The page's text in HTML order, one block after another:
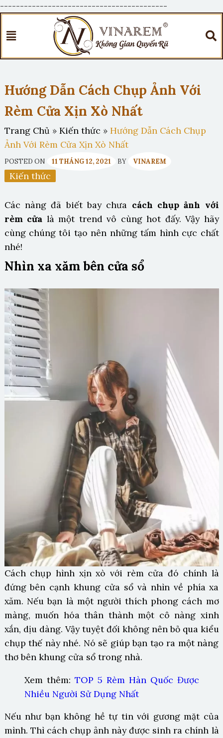
------------------------------------------
Hướng Dẫn Cách Chụp Ảnh Với
Rèm Cửa Xịn Xò Nhất
Trang Chủ » Kiến thức » Hướng Dẫn Cách Chụp
Ảnh Với Rèm Cửa Xịn Xò Nhất
POSTED ON 11 THÁNG 12, 2021 BY VINAREM
Kiến thức
Các nàng đã biết bay chưa cách chụp ảnh với
rèm cửa là một trend vô cùng hot đấy. Vậy hãy
cùng chúng tôi tạo nên những tấm hình cực chất
nhé!
Nhìn xa xăm bên cửa sổ
Cách chụp hình xịn xò với rèm cửa đó chính là
đứng bên cạnh khung cửa sổ và nhìn về phía xa
xăm. Nếu bạn là một người thích phong cách mơ
màng, muốn hóa thân thành một cô nàng xinh
xắn, dịu dàng. Vậy tuyệt đối không nên bỏ qua kiểu
chụp thế này nhé. Nó sẽ giúp bạn tạo ra một nàng
thơ bên khung cửa sổ trong nhà.
Xem thêm: TOP 5 Rèm Hàn Quốc Được
Nhiều Người Sử Dụng Nhất
Nếu như bạn không hề tự tin với gương mặt của
mình. Thì cách chụp ảnh này được sinh ra chính là